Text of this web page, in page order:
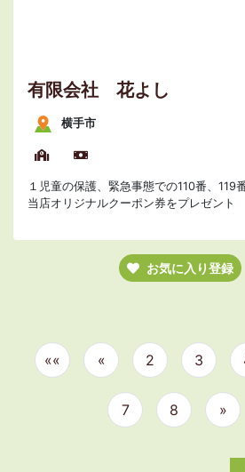
有限会社 花よし
横手市
１児童の保護、緊急事態での110番、119
当店オリジナルクーポン券をプレゼント
お気に入り登録
«« « 2 3
7 8 »